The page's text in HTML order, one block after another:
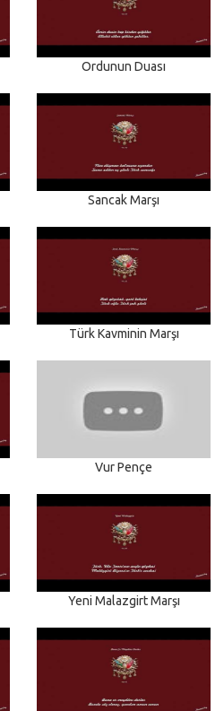
Ordunun Duası
Sancak Marşı
Türk Kavminin Marşı
Vur Pençe
Yeni Malazgirt Marşı